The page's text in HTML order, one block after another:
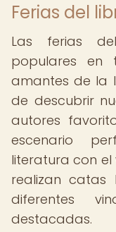
Ferias del
Las ferias
populares en
amantes de la
de descubrir
autores
escenario
literatura con el
realizan catas
diferentes
destacadas.